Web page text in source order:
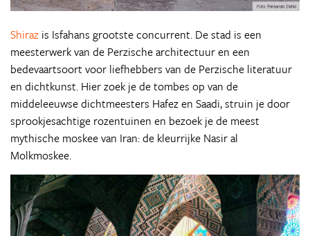
Shiraz is Isfahans grootste concurrent. De stad is een
meesterwerk van de Perzische architectuur en een
bedevaartsoort voor liefhebbers van de Perzische literatuur
en dichtkunst. Hier zoek je de tombes op van de
middeleeuwse dichtmeesters Hafez en Saadi, struin je door
sprookjesachtige rozentuinen en bezoek je de meest
mythische moskee van Iran: de kleurrijke Nasir al
Molkmoskee.